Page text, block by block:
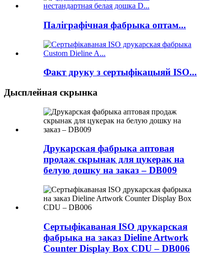
Паліграфічная фабрыка оптам...
Факт друку з сертыфікацыяй ISO...
Дысплейная скрынка
Друкарская фабрыка аптовая
продаж скрынак для цукерак на
белую дошку на заказ – DB009
Сертыфікаваная ISO друкарская
фабрыка на заказ Dieline Artwork
Counter Display Box CDU – DB006